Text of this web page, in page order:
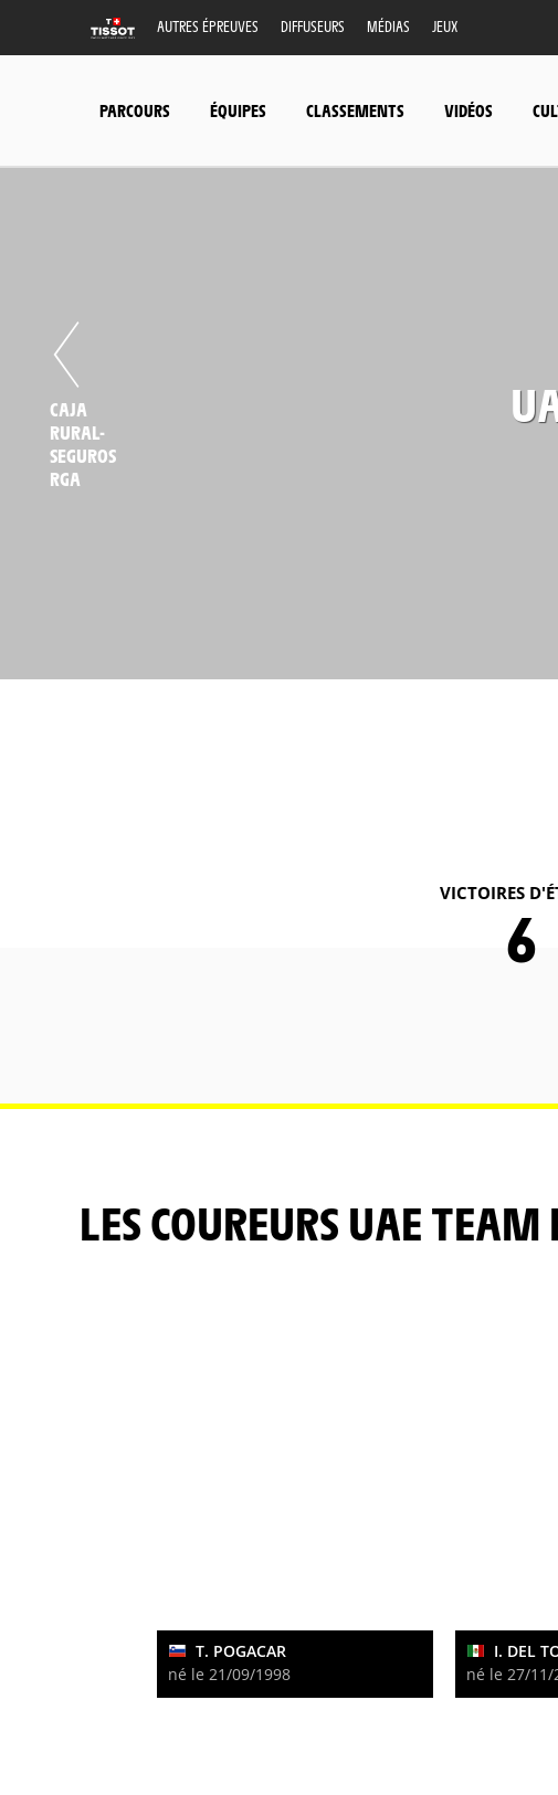
AUTRES ÉPREUVES DIFFUSEURS MÉDIAS JEUX
PARCOURS ÉQUIPES CLASSEMENTS VIDÉOS
CAJA
RURAL-
SEGUROS
RGA
VICTOIRES
6
LES COUREURS UAE
T. POGACAR
né le 21/09/1998
I. DEL
né le 27/11/